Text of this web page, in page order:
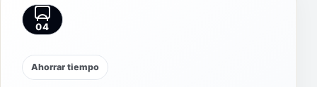
04
Ahorrar tiempo